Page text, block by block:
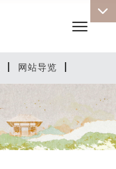
| 网站导览 |
Toggle